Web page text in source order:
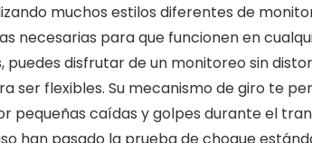
muchos estilos diferentes de
necesarias para que funcionen en
puedes disfrutar de un monitoreo sin
ser flexibles. Su mecanismo de giro te
pequeñas caídas y golpes durante el
han pasado la prueba de choque